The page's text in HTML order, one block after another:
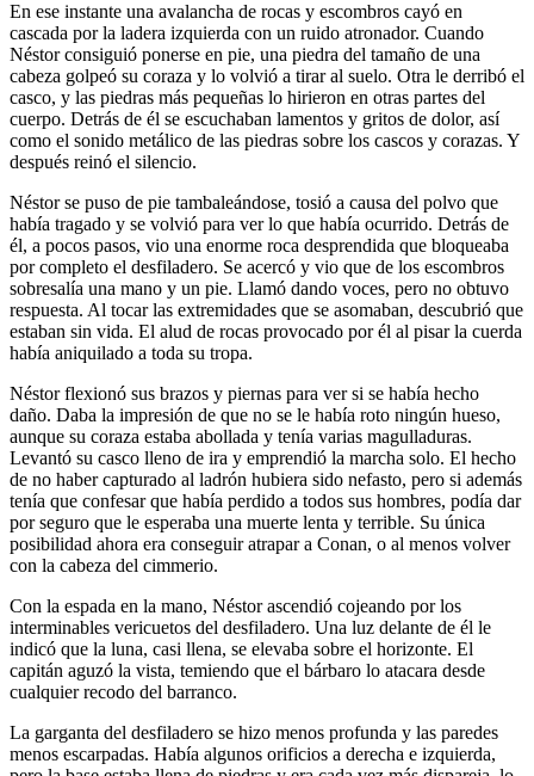
En ese instante una avalancha de rocas y escombros cayó en
cascada por la ladera izquierda con un ruido atronador. Cuando
Néstor consiguió ponerse en pie, una piedra del tamaño de una
cabeza golpeó su coraza y lo volvió a tirar al suelo. Otra le derribó el
casco, y las piedras más pequeñas lo hirieron en otras partes del
cuerpo. Detrás de él se escuchaban lamentos y gritos de dolor, así
como el sonido metálico de las piedras sobre los cascos y corazas. Y
después reinó el silencio.
Néstor se puso de pie tambaleándose, tosió a causa del polvo que
había tragado y se volvió para ver lo que había ocurrido. Detrás de
él, a pocos pasos, vio una enorme roca desprendida que bloqueaba
por completo el desfiladero. Se acercó y vio que de los escombros
sobresalía una mano y un pie. Llamó dando voces, pero no obtuvo
respuesta. Al tocar las extremidades que se asomaban, descubrió que
estaban sin vida. El alud de rocas provocado por él al pisar la cuerda
había aniquilado a toda su tropa.
Néstor flexionó sus brazos y piernas para ver si se había hecho
daño. Daba la impresión de que no se le había roto ningún hueso,
aunque su coraza estaba abollada y tenía varias magulladuras.
Levantó su casco lleno de ira y emprendió la marcha solo. El hecho
de no haber capturado al ladrón hubiera sido nefasto, pero si además
tenía que confesar que había perdido a todos sus hombres, podía dar
por seguro que le esperaba una muerte lenta y terrible. Su única
posibilidad ahora era conseguir atrapar a Conan, o al menos volver
con la cabeza del cimmerio.
Con la espada en la mano, Néstor ascendió cojeando por los
interminables vericuetos del desfiladero. Una luz delante de él le
indicó que la luna, casi llena, se elevaba sobre el horizonte. El
capitán aguzó la vista, temiendo que el bárbaro lo atacara desde
cualquier recodo del barranco.
La garganta del desfiladero se hizo menos profunda y las paredes
menos escarpadas. Había algunos orificios a derecha e izquierda,